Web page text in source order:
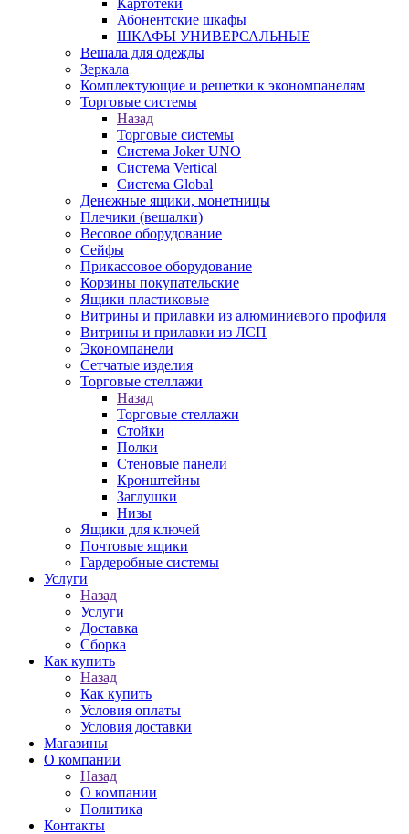
Картотеки
Абонентские шкафы
ШКАФЫ УНИВЕРСАЛЬНЫЕ
Вешала для одежды
Зеркала
Комплектующие и решетки к экономпанелям
Торговые системы
Назад
Торговые системы
Система Joker UNO
Система Vertical
Система Global
Денежные ящики, монетницы
Плечики (вешалки)
Весовое оборудование
Сейфы
Прикассовое оборудование
Корзины покупательские
Ящики пластиковые
Витрины и прилавки из алюминиевого профиля
Витрины и прилавки из ЛСП
Экономпанели
Сетчатые изделия
Торговые стеллажи
Назад
Торговые стеллажи
Стойки
Полки
Стеновые панели
Кронштейны
Заглушки
Низы
Ящики для ключей
Почтовые ящики
Гардеробные системы
Услуги
Назад
Услуги
Доставка
Сборка
Как купить
Назад
Как купить
Условия оплаты
Условия доставки
Магазины
О компании
Назад
О компании
Политика
Контакты